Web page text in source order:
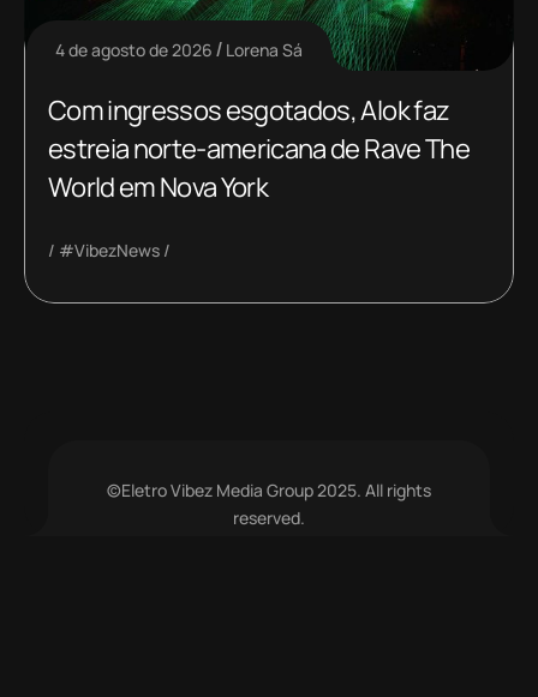
4 de agosto de 2026 Lorena Sá
Com ingressos esgotados, Alok faz
estreia norte-americana de Rave The
World em Nova York
#VibezNews
©Eletro Vibez Media Group 2025. All rights
reserved.